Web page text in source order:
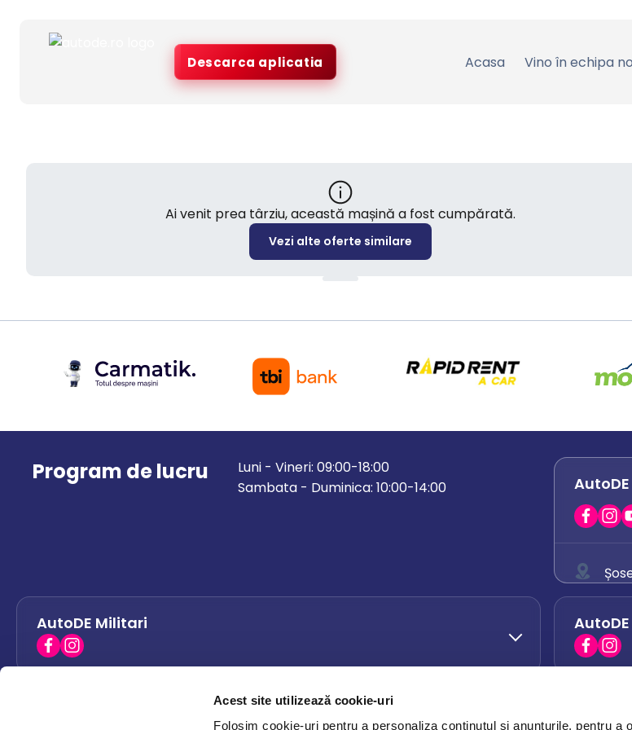
Acest site utilizează cookie-uri
Folosim cookie-uri pentru a personaliza conținutul și anunțurile, pentru a
Descarca aplicatia Acasa Vino în echipa
Ai venit prea târziu, această mașină a fost cumpărată.
Vezi alte oferte similare
Program de lucru
Luni - Vineri: 09:00-18:00
Sambata - Duminica: 10:00-14:00
AutoDE Militari